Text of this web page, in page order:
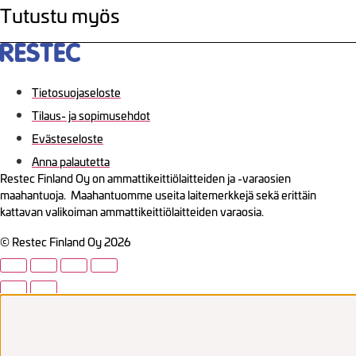
Tutustu myös
Tietosuojaseloste
Tilaus- ja sopimusehdot
Evästeseloste
Anna palautetta
Restec Finland Oy on ammattikeittiölaitteiden ja -varaosien
maahantuoja. Maahantuomme useita laitemerkkejä sekä erittäin
kattavan valikoiman ammattikeittiölaitteiden varaosia.
© Restec Finland Oy 2026